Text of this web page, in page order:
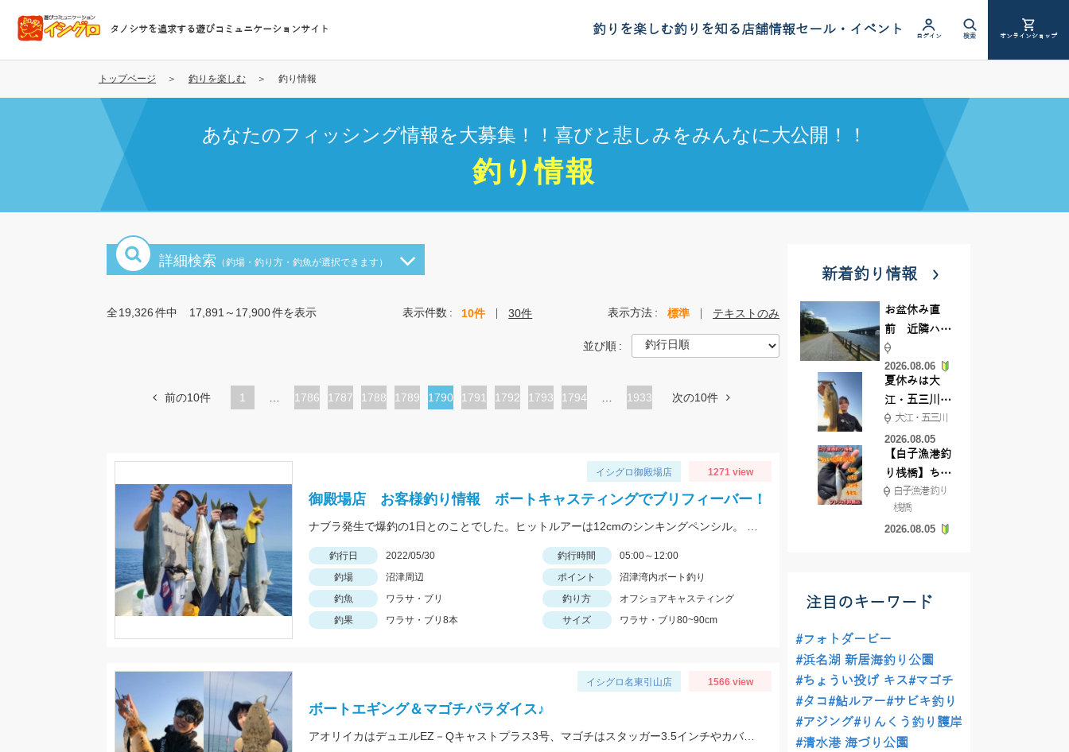
コ
テ
タノシサを追求する遊びコミュニケーションサイト 釣りを楽しむ釣りを知る店舗情報セール・イベント ログイン 検索 オンラインショップ
トップページ 釣りを楽しむ 釣り情報
あなたのフィッシング情報を大募集！！喜びと悲しみをみんなに大公開！！
釣り情報
詳細検索 （釣場・釣り方・釣魚が選択できます）
全19,326件中 17,891～17,900件を表示 表示件数 10件 30件 表示方法 標準 テキストのみ
並び順
前の10件 1
ペ
1786
ペ
1787
ペ
1788
ペ
1789
カ
ペ
1790
ペ
1791
ペ
1792
ペ
1793
ペ
1794 1933 次の10件
イシグロ御殿場店 1271 view
御殿場店 お客様釣り情報 ボートキャスティングでブリフィーバー！
釣行日 2022/05/30 釣行時間
05:00～12:00
釣場
沼津周辺 ポイント
沼津湾内ボート釣り
釣魚
ワラサ・ブリ 釣り方
オフショアキャスティング
釣果
ワラサ・ブリ8本 サイズ ワラサ・ブリ80~90cm
イシグロ名東引山店 1566 view
ボートエギング＆マゴチパラダイス♪
アオリイカはデュエルEZ－Qキャストプラス3号、マゴチはスタッガー3.5インチやカバークローグランデにヒット！
新着釣り情報
お盆休み直
前 近隣ハゼ
釣り場調査し
てきました
2026.08.06
夏休みは大
江・五三川で
バスフィッシ
ング♪
大江・五三川
2026.08.05
【白子漁港釣
り桟橋】ちょ
い投げ釣りが
絶好調!キスや
ハゼが簡単に
白子漁港 釣り
桟橋
2026.08.05
注目のキーワード
#フォトダービー
#浜名湖 新居海釣り公園
#ちょうい投げ キス#マゴチ
#タコ#鮎ルアー#サビキ釣り
#アジング#りんくう釣り護岸
#清水港 海づり公園